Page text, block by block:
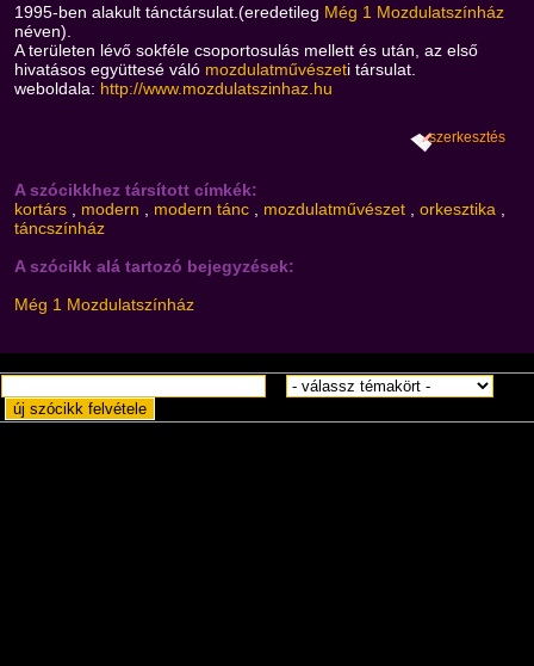
1995-ben alakult tánctársulat.(eredetileg Még 1 Mozdulatszínház
néven).
A területen lévő sokféle csoportosulás mellett és után, az első
hivatásos együttesé váló mozdulatművészeti társulat.
weboldala: http://www.mozdulatszinhaz.hu
szerkesztés
A szócikkhez társított címkék:
kortárs
modern modern tánc mozdulatművészet ,orkesztika
táncszínház
A szócikk alá tartozó bejegyzések:
Még 1 Mozdulatszínház